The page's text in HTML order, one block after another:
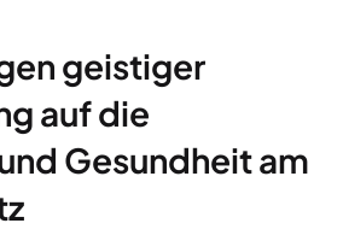
geistiger
auf die
Gesundheit am